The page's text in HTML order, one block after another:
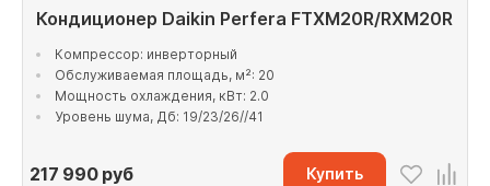
Кондиционер Daikin Perfera FTXM20R/RXM20R
Компрессор: инверторный
Обслуживаемая площадь, м²: 20
Мощность охлаждения, кВт: 2.0
Уровень шума, Дб: 19/23/26//41
217 990руб Купить